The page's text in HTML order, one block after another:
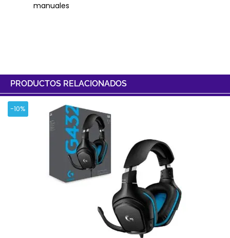
manuales
PRODUCTOS RELACIONADOS
-10%